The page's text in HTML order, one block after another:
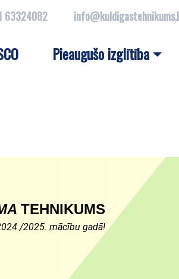
63324082
Pieaugušo izglītība
TEHNIKUMS
2025. mācību gadā!